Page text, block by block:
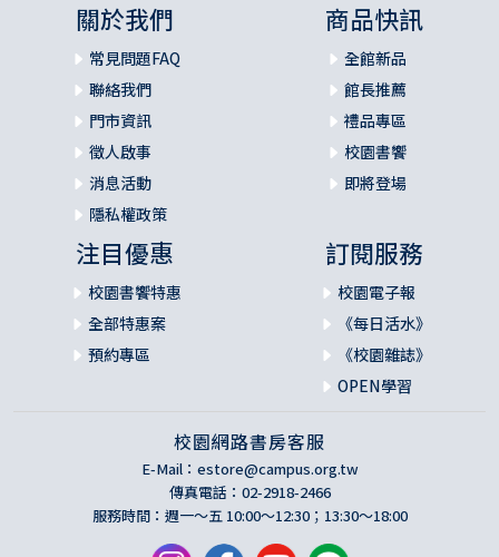
關於我們
常見問題FAQ
聯絡我們
門市資訊
徵人啟事
消息活動
隱私權政策
商品快訊
全館新品
館長推薦
禮品專區
校園書饗
即將登場
注目優惠
校園書饗特惠
全部特惠案
預約專區
訂閱服務
校園電子報
《每日活水》
《校園雜誌》
OPEN學習
校園網路書房客服
E-Mail： estore@campus.org.tw
傳真電話：02-2918-2466
服務時間：週一～五 10:00～12:30；13:30～18:00